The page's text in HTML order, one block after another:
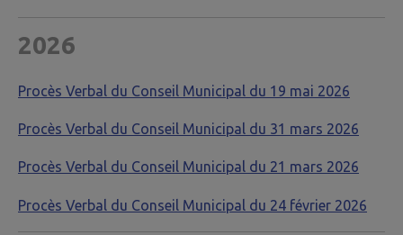
2026
Procès Verbal du Conseil Municipal du 19 mai 2026
Procès Verbal du Conseil Municipal du 31 mars 2026
Procès Verbal du Conseil Municipal du 21 mars 2026
Procès Verbal du Conseil Municipal du 24 février 2026